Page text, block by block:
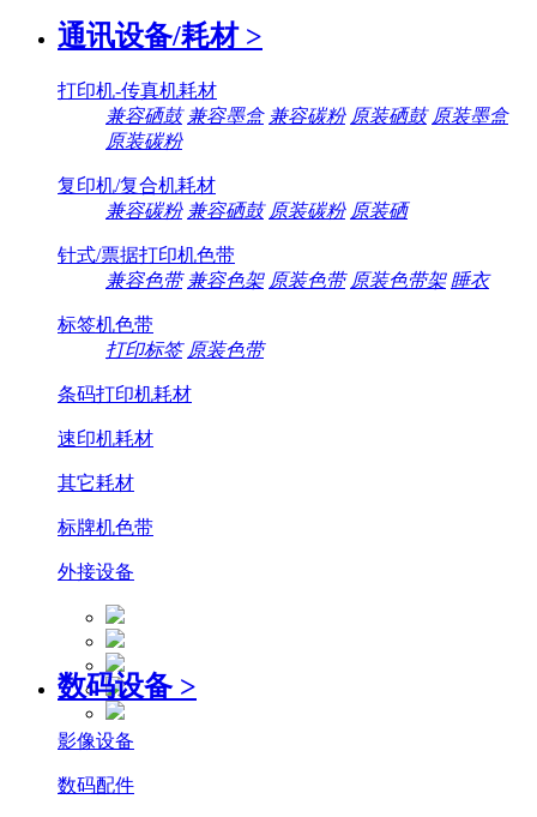
通讯设备/耗材 >
打印机-传真机耗材
兼容硒鼓 兼容墨盒 兼容碳粉 原装硒鼓 原装墨盒
原装碳粉
复印机/复合机耗材
兼容碳粉 兼容硒鼓 原装碳粉 原装硒
针式/票据打印机色带
兼容色带 兼容色架 原装色带 原装色带架 睡衣
标签机色带
打印标签 原装色带
条码打印机耗材
速印机耗材
其它耗材
标牌机色带
外接设备
数码设备 >
影像设备
数码配件